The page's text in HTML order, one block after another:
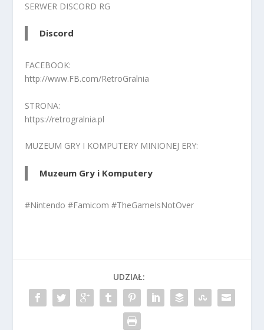
SERWER DISCORD RG
Discord
FACEBOOK:
http://www.FB.com/RetroGralnia
STRONA:
https://retrogralnia.pl
MUZEUM GRY I KOMPUTERY MINIONEJ ERY:
Muzeum Gry i Komputery
#Nintendo #Famicom #TheGameIsNotOver
UDZIAŁ: